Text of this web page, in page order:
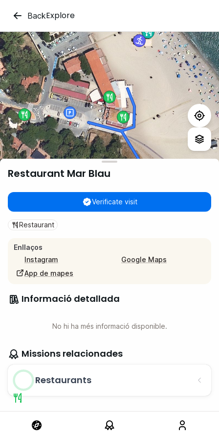
BackExplore
Restaurant Mar Blau
Verificate visit
Restaurant
Enllaços
Instagram
Google Maps
App de mapes
Informació detallada
No hi ha més informació disponible.
Missions relacionades
Restaurants